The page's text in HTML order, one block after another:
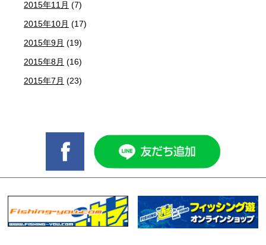
2015年11月 (7)
2015年10月 (17)
2015年9月 (19)
2015年8月 (16)
2015年7月 (23)